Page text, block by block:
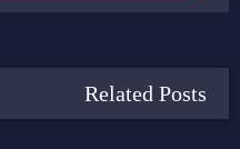
Related Posts